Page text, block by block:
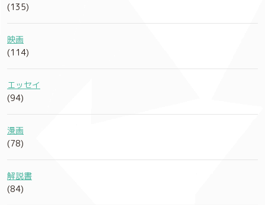
(135)
映画
(114)
エッセイ
(94)
漫画
(78)
解説書
(84)